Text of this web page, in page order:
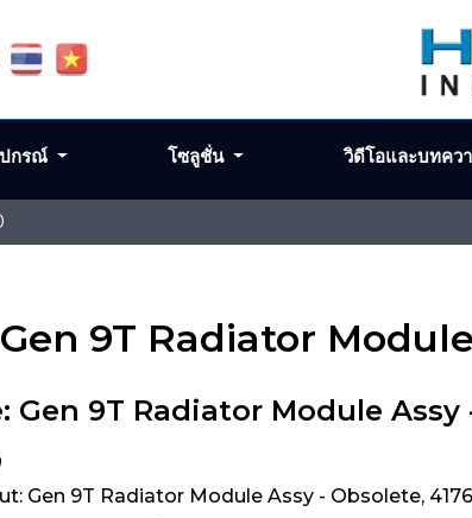
Gen 9T Radiator
Gen 9T Radiator Module Assy
Gen 9T Radiator Module Assy - Obsolete,
กรณ์ โซลูชั่น วิดีโอและบทคว